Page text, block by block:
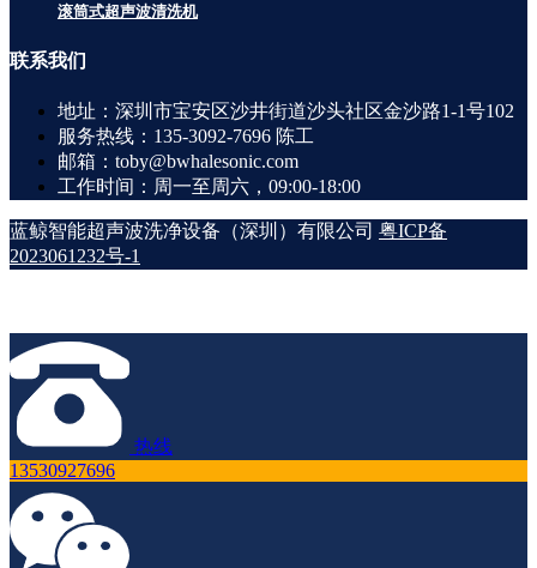
滚筒式超声波清洗机
联系我们
地址：深圳市宝安区沙井街道沙头社区金沙路1-1号102
服务热线：135-3092-7696 陈工
邮箱：toby@bwhalesonic.com
工作时间：周一至周六，09:00-18:00
蓝鲸智能超声波洗净设备（深圳）有限公司 粤ICP备
2023061232号-1
热线
13530927696